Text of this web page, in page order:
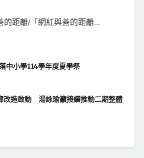
的距離/「網紅與善的距離...
中小學114學年度夏學祭
改造啟動 湯詠瑜籲接續推動二期整體